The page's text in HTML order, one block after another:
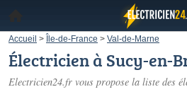
Accueil > Île-de-France > Val-de-Marne
Électricien à Sucy-en-
Electricien24.fr vous propose la liste des